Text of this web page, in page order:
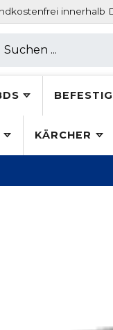
innerhalb
KÄRCHER